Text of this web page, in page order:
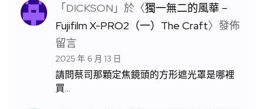
「DICKSON 」於〈獨一無二的風華 –
Fujifilm X-PRO2（一）The Craft〉發佈
留言
2025 年 6 月 13 日
請問蔡司那顆定焦鏡頭的方形遮光罩是哪裡
買…